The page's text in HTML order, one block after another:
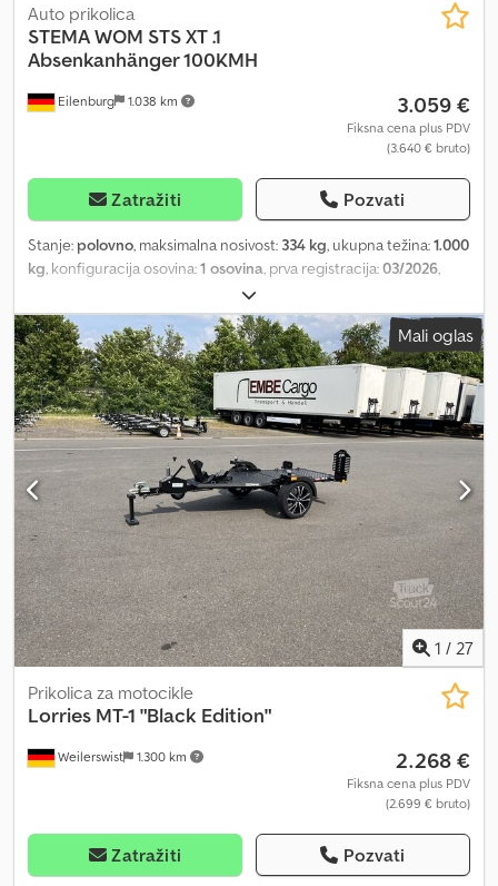
Eilenburg 1.038 km
Auto prikolica
STEMAWOM STS XT .1
Absenkanhänger 100KMH
3.059 €
Fiksna cena plus PDV
(3.640 € bruto)
Zatražiti Pozvati
Stanje: polovno, maksimalna nosivost: 334 kg, ukupna težina:1.000
kg , konfiguracija osovina:1 osovina , prva registracija:03/2026
2.530 mm
1.300 mm, visina tovarnog prostora:80 mm, ukupna širina:1.995
mm, ukupna visina:400 mm, A35 GW26GA00006 Poluprikolica sa
mogućnošću spuštanja, proizvođač STEMA, tip WOM STS XT .1
Ukupna masa: 1.000 kg, niskopodna prikolica, hidraulički spuštanje,
sa inercionom kočnicom * Obrtna osovina sa novom kinematikom
* Potporno točak * Ručna hidraulična pumpa * Izuzetno čvrst
varen ram sa integrisanom ogradom * Dodatna centralna vezna
šina * Vodootporna podna ploča od vodootpornog špera *
Savremeno Multipoint III osvetljenje sa rikverc i maglenim svetlom
* Optimalno držanje puta zahvaljujući stabilnom, toplo
pocinkovanom šasiju sa STEMA sigurnosnim V-dvokolcem * 2
podmetača za točkove * 2 blatobrana protiv prskanja Dcodpfx
Ahjyn Ugas Esk * Patentirani preklopivi nosač registarske tablice *
Vozilo nije pripremljeno... i još mnogo toga. Greške i međuprodaja
su rezervisane.
Mali oglas
1 / 27
Weilerswist 1.300 km
Prikolica za motocikle
Lorries MT-1 "Black Edition"
2.268 €
Fiksna cena plus PDV
(2.699 € bruto)
Zatražiti Pozvati